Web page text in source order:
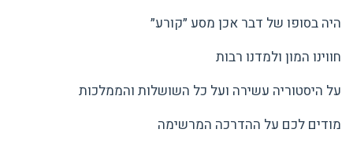
היה בסופו של דבר אכן מסע ״קורע״
חווינו המון ולמדנו רבות
על היסטוריה עשירה ועל כל השושלות והממלכות
מודים לכם על ההדרכה המרשימה